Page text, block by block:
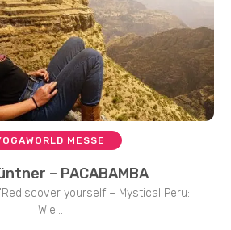
MESSE
– PACABAMBA
yourself – Mystical Peru:
Wie...